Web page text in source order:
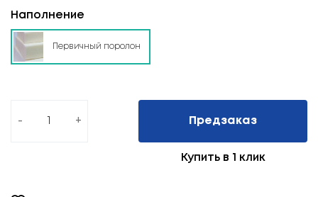
Наполнение
Первичный поролон
- + Предзаказ
Купить в 1 клик